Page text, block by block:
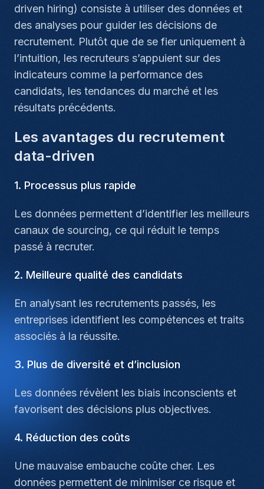
driven hiring) consiste à utiliser des données et
des analyses pour guider les décisions de
recrutement. Plutôt que de se fier uniquement à
l’intuition, les recruteurs s’appuient sur des
indicateurs comme la performance des
candidats, les tendances du marché et les
résultats précédents.
Les avantages du recrutement
data-driven
1. Processus plus rapide
Les données permettent d’identifier les meilleurs
canaux de sourcing, ce qui réduit le temps
passé à recruter.
2. Meilleure qualité des candidats
En analysant les recrutements passés, les
entreprises identifient les compétences et traits
associés à la réussite.
3. Plus de diversité et d’inclusion
Les données révèlent les biais inconscients et
favorisent des décisions plus objectives.
4. Réduction des coûts
Une mauvaise embauche coûte cher. Les
données permettent de minimiser ce risque et